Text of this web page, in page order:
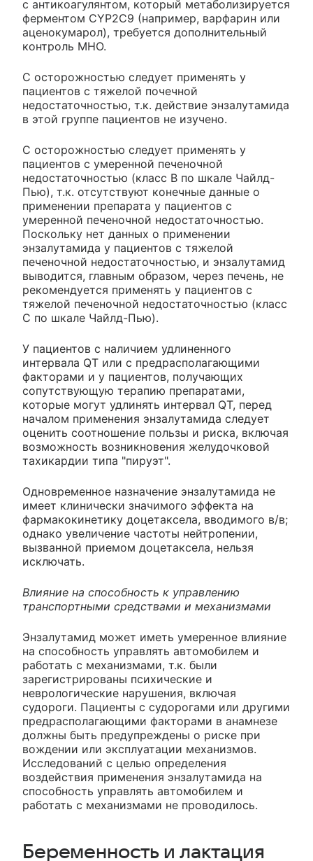
с антикоагулянтом, который метаболизируется
ферментом CYP2C9 (например, варфарин или
аценокумарол), требуется дополнительный
контроль MHO.
С осторожностью следует применять у
пациентов с тяжелой почечной
недостаточностью, т.к. действие энзалутамида
в этой группе пациентов не изучено.
С осторожностью следует применять у
пациентов с умеренной печеночной
недостаточностью (класс В по шкале Чайлд-
Пью), т.к. отсутствуют конечные данные о
применении препарата у пациентов с
умеренной печеночной недостаточностью.
Поскольку нет данных о применении
энзалутамида у пациентов с тяжелой
печеночной недостаточностью, и энзалутамид
выводится, главным образом, через печень, не
рекомендуется применять у пациентов с
тяжелой печеночной недостаточностью (класс
С по шкале Чайлд-Пью).
У пациентов с наличием удлиненного
интервала QT или с предрасполагающими
факторами и у пациентов, получающих
сопутствующую терапию препаратами,
которые могут удлинять интервал QT, перед
началом применения энзалутамида следует
оценить соотношение пользы и риска, включая
возможность возникновения желудочковой
тахикардии типа "пируэт".
Одновременное назначение энзалутамида не
имеет клинически значимого эффекта на
фармакокинетику доцетаксела, вводимого в/в;
однако увеличение частоты нейтропении,
вызванной приемом доцетаксела, нельзя
исключать.
Влияние на способность к управлению
транспортными средствами и механизмами
Энзалутамид может иметь умеренное влияние
на способность управлять автомобилем и
работать с механизмами, т.к. были
зарегистрированы психические и
неврологические нарушения, включая
судороги. Пациенты с судорогами или другими
предрасполагающими факторами в анамнезе
должны быть предупреждены о риске при
вождении или эксплуатации механизмов.
Исследований с целью определения
воздействия применения энзалутамида на
способность управлять автомобилем и
работать с механизмами не проводилось.
Беременность и лактация